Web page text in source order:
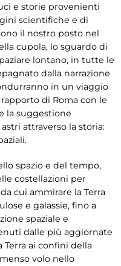
e storie provenienti
scientifiche e di
il nostro posto nel
cupola, lo sguardo di
lontano, in tutte le
dalla narrazione
in un viaggio
di Roma con le
la suggestione
attraverso la storia:
spazio e del tempo,
costellazioni per
cui ammirare la Terra
e galassie, fino a
spaziale e
dalle più aggiornate
Terra ai confini della
volo nello